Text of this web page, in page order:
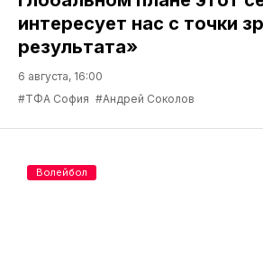
интересует нас с точки
результата»
6 августа, 16:00
#ТФА София #Андрей Соколов
Волейбол